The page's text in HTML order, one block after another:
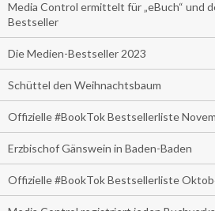
Media Control ermittelt für „eBuch“ und
Bestseller
Die Medien-Bestseller 2023
Schüttel den Weihnachtsbaum
Offizielle #BookTok Bestsellerliste
Erzbischof Gänswein in Baden-Baden
Offizielle #BookTok Bestsellerliste